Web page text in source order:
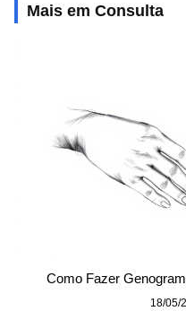
Mais em Consulta
Como Fazer
18/05/